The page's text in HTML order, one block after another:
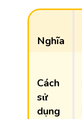
Nghĩa
Cách
sử
dụng